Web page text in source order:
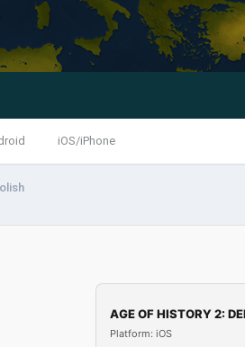
iOS/iPhone
AGE OF HISTORY 2:
Platform: iOS